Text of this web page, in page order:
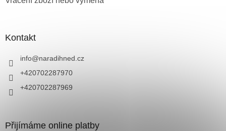
Kontakt
info@naradihned.cz
+420702287970
+420702287969
Přijímáme online platby